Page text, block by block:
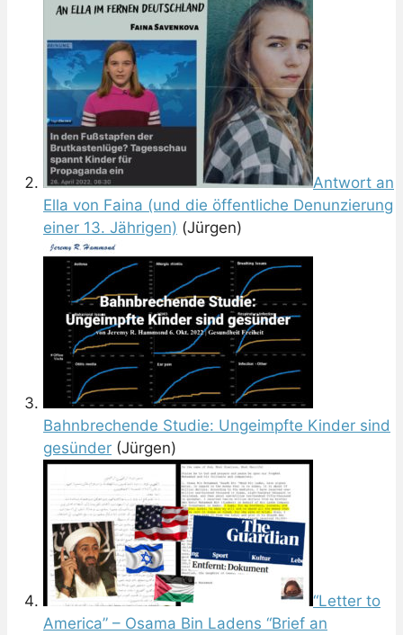
Antwort an
Ella von Faina (und die öffentliche Denunzierung
einer 13. Jährigen) (Jürgen)
Bahnbrechende Studie: Ungeimpfte Kinder sind
gesünder (Jürgen)
“Letter to
America” – Osama Bin Ladens “Brief an